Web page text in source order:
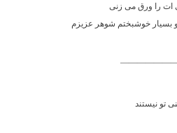
ات را ورق می زنی
بسیار خوشبختم شوهر عزیزم
تو نیستند